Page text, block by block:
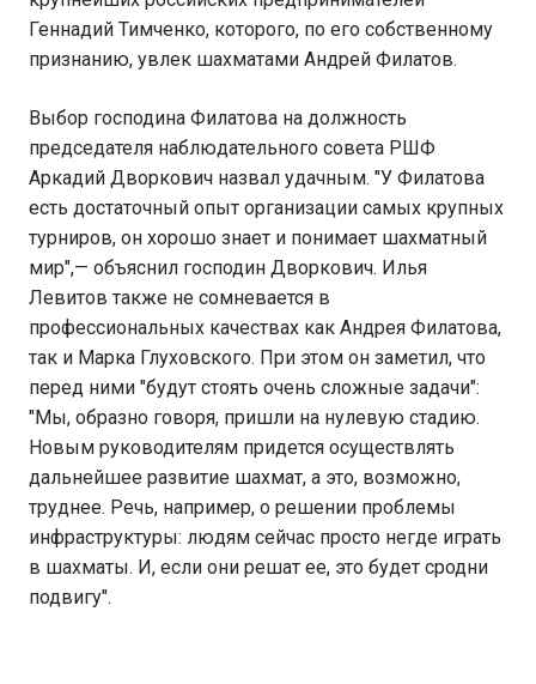
Геннадий Тимченко, которого, по его собственному
признанию, увлек шахматами Андрей Филатов.
Выбор господина Филатова на должность
председателя наблюдательного совета РШФ
Аркадий Дворкович назвал удачным. "У Филатова
есть достаточный опыт организации самых крупных
турниров, он хорошо знает и понимает шахматный
мир",— объяснил господин Дворкович. Илья
Левитов также не сомневается в
профессиональных качествах как Андрея Филатова,
так и Марка Глуховского. При этом он заметил, что
перед ними "будут стоять очень сложные задачи":
"Мы, образно говоря, пришли на нулевую стадию.
Новым руководителям придется осуществлять
дальнейшее развитие шахмат, а это, возможно,
труднее. Речь, например, о решении проблемы
инфраструктуры: людям сейчас просто негде играть
в шахматы. И, если они решат ее, это будет сродни
подвигу".